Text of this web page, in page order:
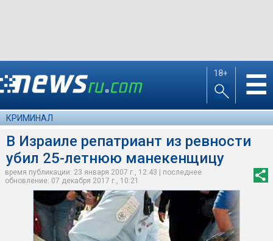
18+ ☰
КРИМИНАЛ
В Израиле репатриант из ревности
убил 25-летнюю манекенщицу
время публикации: 23 января 2007 г., 12:43 | последнее
обновление: 07 декабря 2017 г., 10:21